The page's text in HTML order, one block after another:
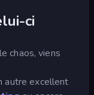
ci
chaos, viens
autre excellent